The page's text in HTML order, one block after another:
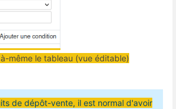
même le tableau (vue éditable)
de dépôt-vente, il est normal d'avoir